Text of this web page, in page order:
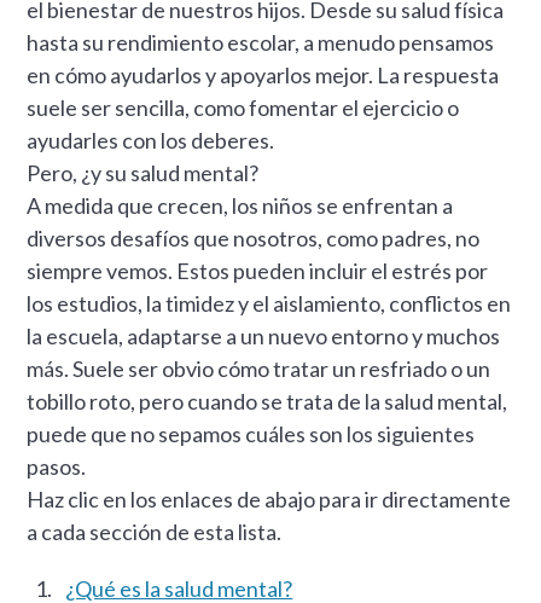
el bienestar de nuestros hijos. Desde su salud física
hasta su rendimiento escolar, a menudo pensamos
en cómo ayudarlos y apoyarlos mejor. La respuesta
suele ser sencilla, como fomentar el ejercicio o
ayudarles con los deberes.
Pero, ¿y su salud mental?
A medida que crecen, los niños se enfrentan a
diversos desafíos que nosotros, como padres, no
siempre vemos. Estos pueden incluir el estrés por
los estudios, la timidez y el aislamiento, conflictos en
la escuela, adaptarse a un nuevo entorno y muchos
más. Suele ser obvio cómo tratar un resfriado o un
tobillo roto, pero cuando se trata de la salud mental,
puede que no sepamos cuáles son los siguientes
pasos.
Haz clic en los enlaces de abajo para ir directamente
a cada sección de esta lista.
¿Qué es la salud mental?